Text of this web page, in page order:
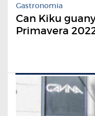
Gastronomia
Can Kiku
Primavera